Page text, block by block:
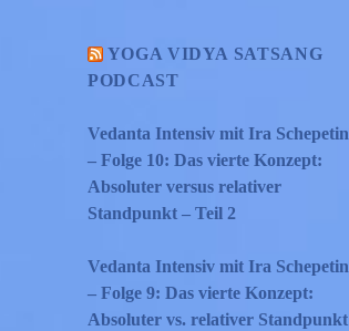
YOGA VIDYA SATSANG
PODCAST
Vedanta Intensiv mit Ira Schepetin
– Folge 10: Das vierte Konzept:
Absoluter versus relativer
Standpunkt – Teil 2
Vedanta Intensiv mit Ira Schepetin
– Folge 9: Das vierte Konzept:
Absoluter vs. relativer Standpunkt